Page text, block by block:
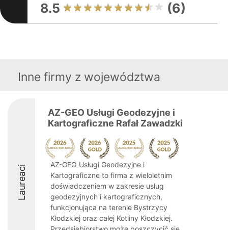
8.5 (6)
Inne firmy z województwa
Laureaci
AZ-GEO Usługi Geodezyjne i
Kartograficzne Rafał Zawadzki
AZ-GEO Usługi Geodezyjne i
Kartograficzne to firma z wieloletnim
doświadczeniem w zakresie usług
geodezyjnych i kartograficznych,
funkcjonująca na terenie Bystrzycy
Kłodzkiej oraz całej Kotliny Kłodzkiej.